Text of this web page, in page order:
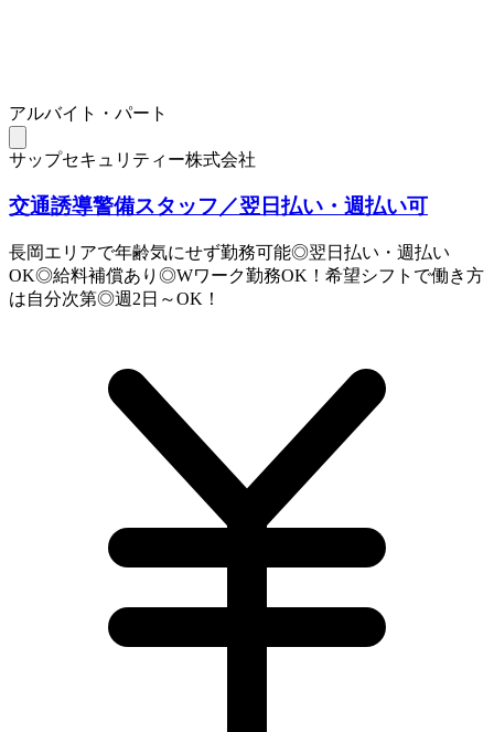
アルバイト・パート
サップセキュリティー株式会社
交通誘導警備スタッフ／翌日払い・週払い可
長岡エリアで年齢気にせず勤務可能◎翌日払い・週払い
OK◎給料補償あり◎Wワーク勤務OK！希望シフトで働き方
は自分次第◎週2日～OK！